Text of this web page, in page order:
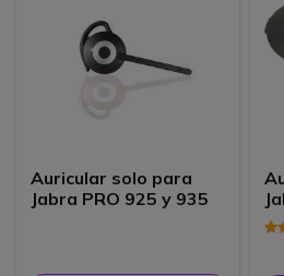
Auricular solo para
Jabra PRO 925 y 935